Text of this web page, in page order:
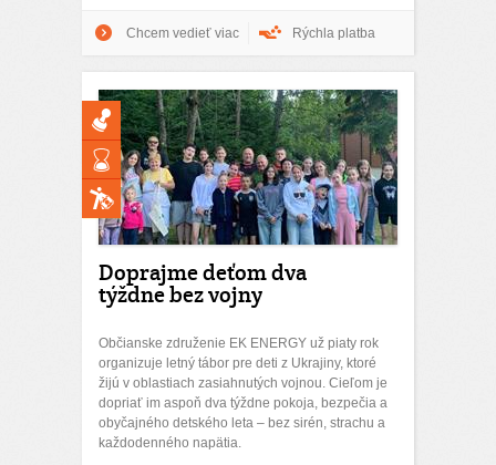
Chcem vedieť viac Rýchla platba
Doprajme deťom dva
týždne bez vojny
Občianske združenie EK ENERGY už piaty rok
organizuje letný tábor pre deti z Ukrajiny, ktoré
žijú v oblastiach zasiahnutých vojnou. Cieľom je
dopriať im aspoň dva týždne pokoja, bezpečia a
obyčajného detského leta – bez sirén, strachu a
každodenného napätia.